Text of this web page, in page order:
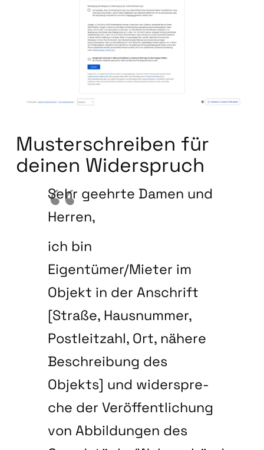
Mus­ter­schrei­ben für
dei­nen Wider­spruch
Sehr geehr­te Damen und
Her­ren,
ich bin
Eigentümer/Mieter im
Objekt in der Anschrift
[Stra­ße, Haus­num­mer,
Post­leit­zahl, Ort, nähe­re
Beschrei­bung des
Objekts] und wider­spre­
che der Ver­öf­fent­li­chung
von Abbil­dun­gen des